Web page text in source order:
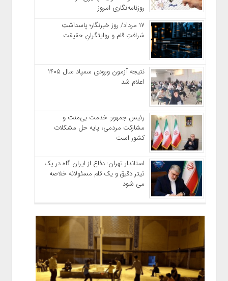
روزنامه‌نگاری امروز
۱۷ مرداد/ روز خبرنگار؛ پاسداشتِ
شرافتِ قلم و روایتگرانِ حقیقت
نتیجه آزمون ورودی سمپاد سال ۱۴۰۵
اعلام شد
رئیس جمهور: خدمت بی‌منت و
مشارکت مردمی، پایه حل مشکلات
کشور است
استاندار تهران: دفاع از ایران گاه در یک
تیتر دقیق و یک قلم مسئولانه خلاصه
می شود